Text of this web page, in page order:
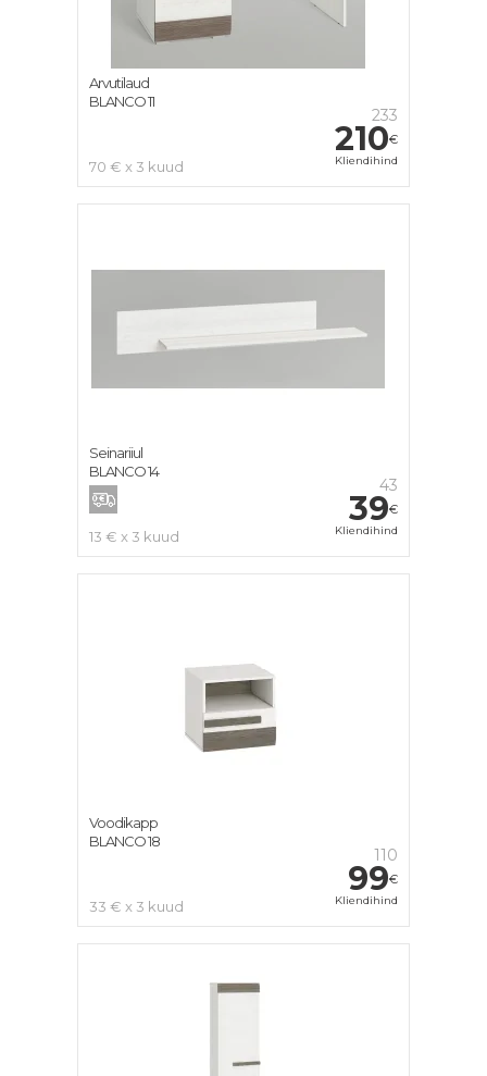
233
210€
Kliendihind
70 € x 3 kuud
Arvutilaud
BLANCO 11
43
39€
Kliendihind
13 € x 3 kuud
Seinariiul
BLANCO 14
110
99€
Kliendihind
33 € x 3 kuud
Voodikapp
BLANCO 18